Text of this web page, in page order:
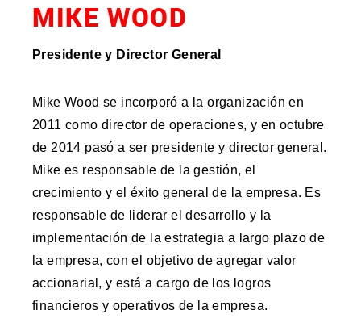
MIKE WOOD
Presidente y Director General
Mike Wood se incorporó a la organización en
2011 como director de operaciones, y en octubre
de 2014 pasó a ser presidente y director general.
Mike es responsable de la gestión, el
crecimiento y el éxito general de la empresa. Es
responsable de liderar el desarrollo y la
implementación de la estrategia a largo plazo de
la empresa, con el objetivo de agregar valor
accionarial, y está a cargo de los logros
financieros y operativos de la empresa.